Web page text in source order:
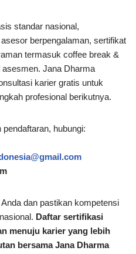
standar nasional,
berpengalaman, sertifikat
termasuk coffee break &
Jana Dharma
karier gratis untuk
profesional berikutnya.
hubungi:
dan pastikan kompetensi
Daftar sertifikasi
menuju karier yang lebih
bersama Jana Dharma